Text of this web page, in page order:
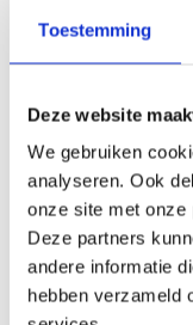
Toestemming
Deze website
We gebruiken
analyseren. Ook
onze site met onze
Deze partners
andere informatie
hebben verzameld
De resultaten
overzichtelijk
krijgt u als
hoe anderen
Transparantie
👉 Benieuwd
patiënten?